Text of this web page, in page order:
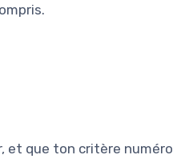
et que ton critère numéro